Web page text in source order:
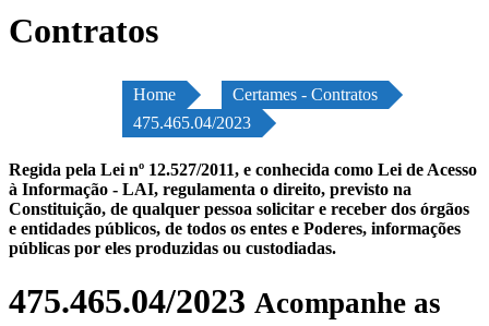
Contratos
Home
Certames - Contratos
475.465.04/2023
Regida pela Lei nº 12.527/2011, e conhecida como Lei de Acesso
à Informação - LAI, regulamenta o direito, previsto na
Constituição, de qualquer pessoa solicitar e receber dos órgãos
e entidades públicos, de todos os entes e Poderes, informações
públicas por eles produzidas ou custodiadas.
475.465.04/2023 Acompanhe as